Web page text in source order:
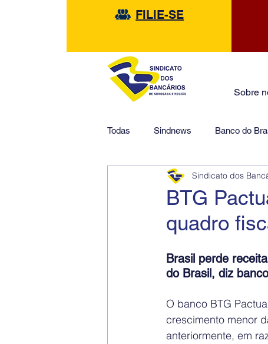
FILIE-SE
Sobre
Todas Sindnews Banco do
HSBC Financeiras
BTG
quadro
Sindicato dos
Brasil perde
do Brasil, diz banco
O banco BTG
crescimento menor
anteriormente, em